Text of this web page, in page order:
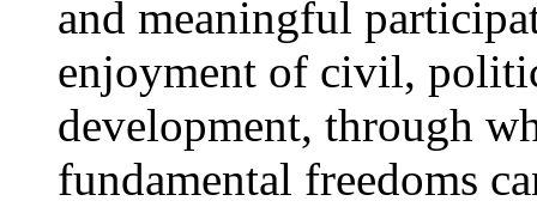
and meaningful
enjoyment of civil,
development, through
fundamental freedoms